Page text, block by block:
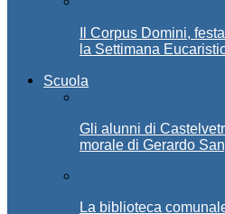
Il Corpus Domini,
la Settimana
Scuola
Gli alunni di
morale di Gerardo
La biblioteca